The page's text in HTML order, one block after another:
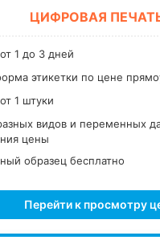
ЦИФРОВАЯ
1 до 3 дней
этикетки по цене
1 штуки
видов и переменных
цены
образец бесплатно
Перейти к просмотру